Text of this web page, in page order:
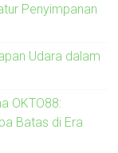
Penyimpanan
Udara dalam
OKTO88:
Batas di Era